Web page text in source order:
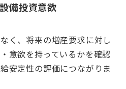
備投資意欲
く、将来の増産要求に対し
意欲を持っているかを確認
安定性の評価につながりま